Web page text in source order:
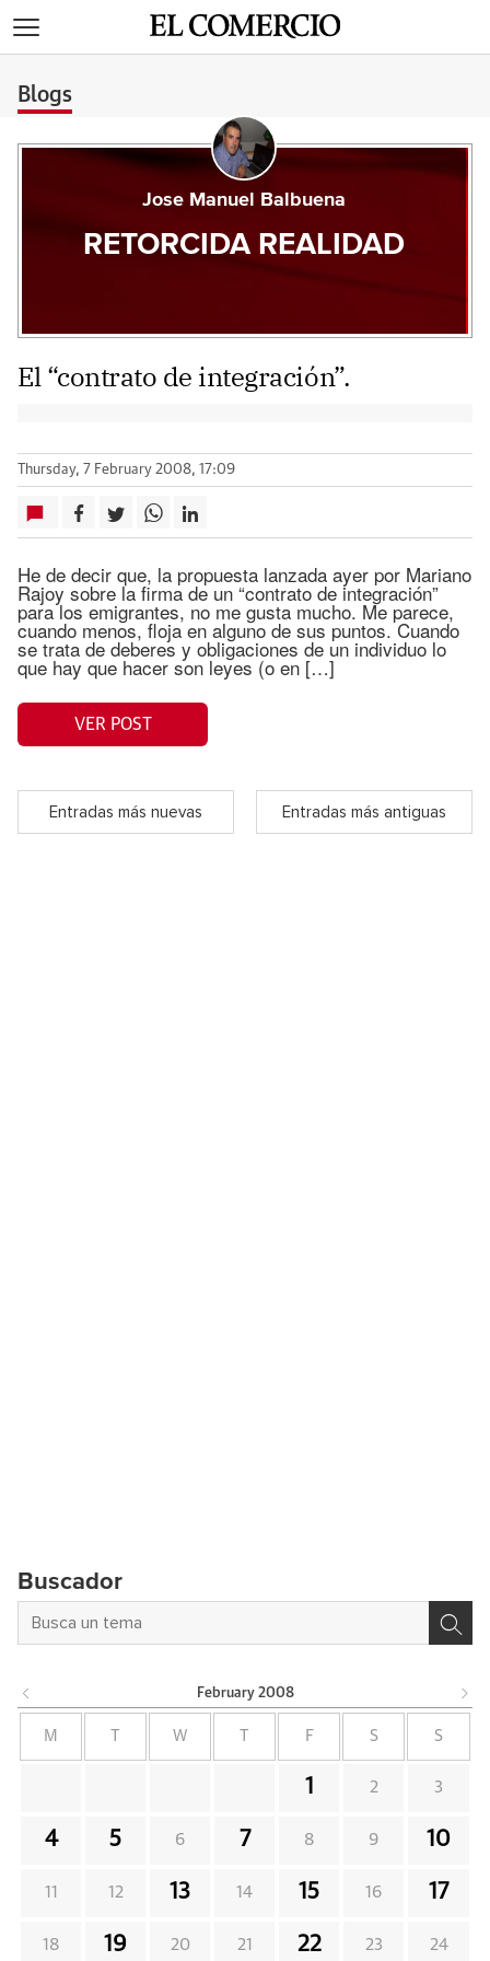
Blogs
Jose Manuel Balbuena
RETORCIDA REALIDAD
El “contrato de integración”.
Thursday, 7 February 2008, 17:09
He de decir que, la propuesta lanzada ayer por Mariano
Rajoy sobre la firma de un “contrato de integración”
para los emigrantes, no me gusta mucho. Me parece,
cuando menos, floja en alguno de sus puntos. Cuando
se trata de deberes y obligaciones de un individuo lo
que hay que hacer son leyes (o en […]
VER POST
Entradas más nuevas Entradas más antiguas
Buscador
February 2008
M W F S S
1 2 3
4 5 6 7 8 9 10
11 12 13 14 15 16 17
18 19 20 21 22 23 24